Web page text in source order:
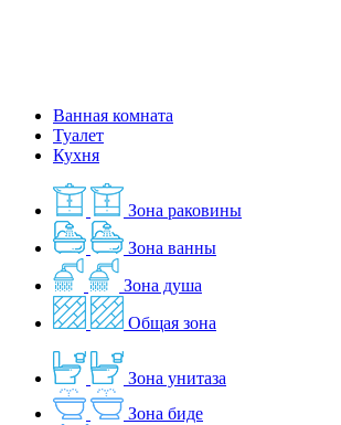
Ванная комната
Туалет
Кухня
Зона раковины
Зона ванны
Зона душа
Общая зона
Зона унитаза
Зона биде